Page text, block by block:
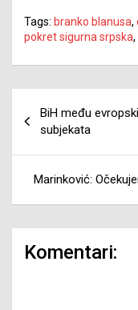
Tags: branko blanusa,
pokret sigurna srpska,
članaka
BiH među
subjekata
Marinković:
Komentari: